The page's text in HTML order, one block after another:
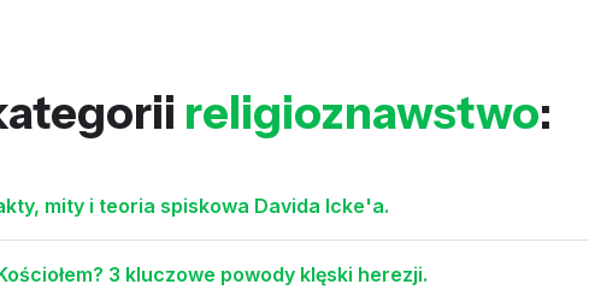
religioznawstwo:
mity i teoria spiskowa Davida Icke'a.
3 kluczowe powody klęski herezji.